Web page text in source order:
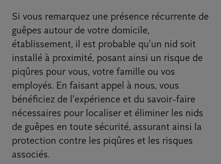
Si vous remarquez une présence récurrente de
guêpes autour de votre domicile,
établissement, il est probable qu'un nid soit
installé à proximité, posant ainsi un risque de
piqûres pour vous, votre famille ou vos
employés. En faisant appel à nous, vous
bénéficiez de l'expérience et du savoir-faire
nécessaires pour localiser et éliminer les nids
de guêpes en toute sécurité, assurant ainsi la
protection contre les piqûres et les risques
associés.